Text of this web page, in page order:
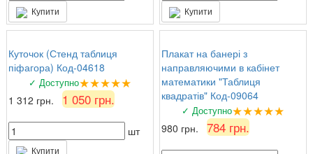
Купити Купити
Куточок (Стенд таблиця
піфагора) Код-04618
✓ Доступно★★★★★
1 312 грн. 1 050 грн.
шт
Купити
Плакат на банері з
направляючими в кабінет
математики "Таблиця
квадратів" Код-09064
✓ Доступно★★★★★
980 грн. 784 грн.